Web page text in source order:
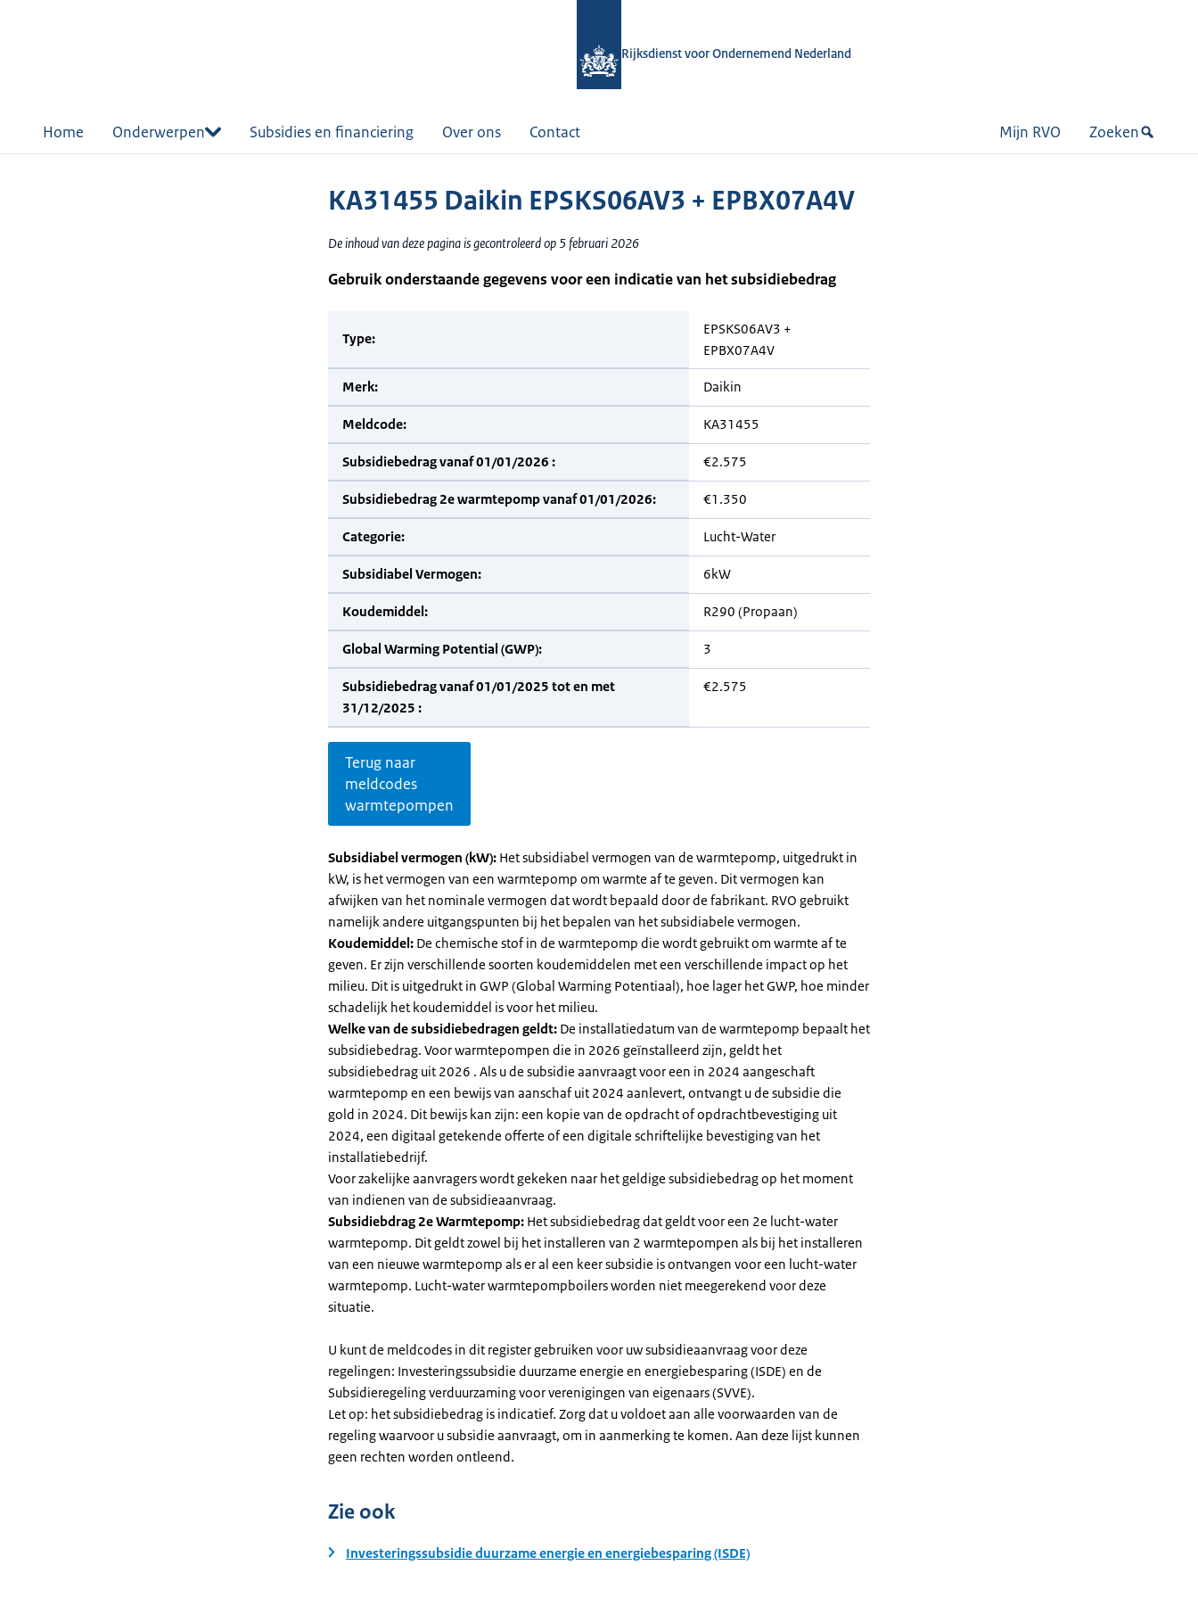
Rijksdienst voor Ondernemend Nederland
Home Onderwerpen Subsidies en financiering Over ons Contact Mijn RVO Zoeken
KA31455 Daikin EPSKS06AV3 + EPBX07A4V
De inhoud van deze pagina is gecontroleerd op 5 februari 2026
Gebruik onderstaande gegevens voor een indicatie van het subsidiebedrag
Type:
EPSKS06AV3 +
EPBX07A4V
Merk: Daikin
Meldcode: KA31455
Subsidiebedrag vanaf 01/01/2026 : €2.575
Subsidiebedrag 2e warmtepomp vanaf 01/01/2026: €1.350
Categorie: Lucht-Water
Subsidiabel Vermogen: 6kW
Koudemiddel: R290 (Propaan)
Global Warming Potential (GWP): 3
Subsidiebedrag vanaf 01/01/2025 tot en met
31/12/2025 :
€2.575
Terug naar
meldcodes
warmtepompen
Subsidiabel vermogen (kW): Het subsidiabel vermogen van de warmtepomp, uitgedrukt in
kW, is het vermogen van een warmtepomp om warmte af te geven. Dit vermogen kan
afwijken van het nominale vermogen dat wordt bepaald door de fabrikant. RVO gebruikt
namelijk andere uitgangspunten bij het bepalen van het subsidiabele vermogen.
Koudemiddel: De chemische stof in de warmtepomp die wordt gebruikt om warmte af te
geven. Er zijn verschillende soorten koudemiddelen met een verschillende impact op het
milieu. Dit is uitgedrukt in GWP (Global Warming Potentiaal), hoe lager het GWP, hoe minder
schadelijk het koudemiddel is voor het milieu.
Welke van de subsidiebedragen geldt: De installatiedatum van de warmtepomp bepaalt het
subsidiebedrag. Voor warmtepompen die in 2026 geïnstalleerd zijn, geldt het
subsidiebedrag uit 2026 . Als u de subsidie aanvraagt voor een in 2024 aangeschaft
warmtepomp en een bewijs van aanschaf uit 2024 aanlevert, ontvangt u de subsidie die
gold in 2024. Dit bewijs kan zijn: een kopie van de opdracht of opdrachtbevestiging uit
2024, een digitaal getekende offerte of een digitale schriftelijke bevestiging van het
installatiebedrijf.
Voor zakelijke aanvragers wordt gekeken naar het geldige subsidiebedrag op het moment
van indienen van de subsidieaanvraag.
Subsidiebdrag 2e Warmtepomp: Het subsidiebedrag dat geldt voor een 2e lucht-water
warmtepomp. Dit geldt zowel bij het installeren van 2 warmtepompen als bij het installeren
van een nieuwe warmtepomp als er al een keer subsidie is ontvangen voor een lucht-water
warmtepomp. Lucht-water warmtepompboilers worden niet meegerekend voor deze
situatie.
U kunt de meldcodes in dit register gebruiken voor uw subsidieaanvraag voor deze
regelingen: Investeringssubsidie duurzame energie en energiebesparing (ISDE) en de
Subsidieregeling verduurzaming voor verenigingen van eigenaars (SVVE).
Let op: het subsidiebedrag is indicatief. Zorg dat u voldoet aan alle voorwaarden van de
regeling waarvoor u subsidie aanvraagt, om in aanmerking te komen. Aan deze lijst kunnen
geen rechten worden ontleend.
Zie ook
Investeringssubsidie duurzame energie en energiebesparing (ISDE)